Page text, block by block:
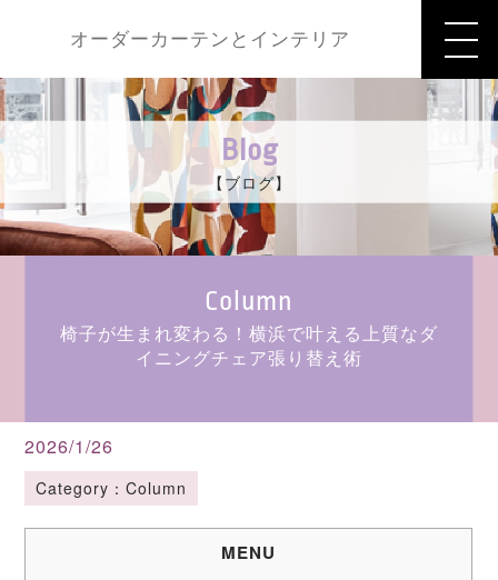
オーダーカーテンとインテリア
Blog
【ブログ】
Column
椅子が生まれ変わる！横浜で叶える上質なダ
イニングチェア張り替え術
2026/1/26
Category：Column
MENU